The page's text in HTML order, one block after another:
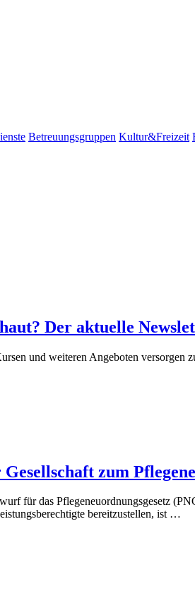
Betreuungsgruppen Kultur&Freizeit
Der aktuelle
und weiteren Angeboten
zum
für das Pflegeneuordnungsgesetz
bereitzustellen, ist …